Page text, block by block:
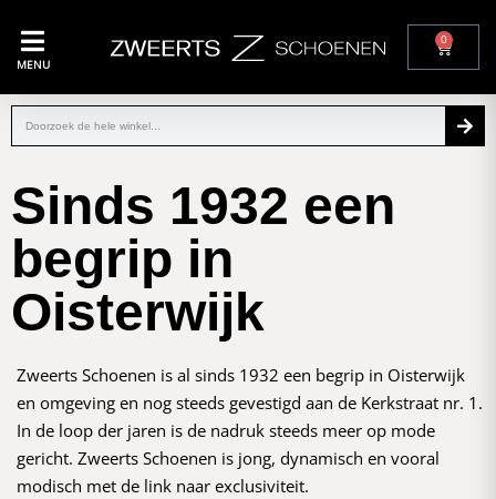
MENU
0
Sinds 1932 een
begrip in
Oisterwijk
Zweerts Schoenen is al sinds 1932 een begrip in Oisterwijk
en omgeving en nog steeds gevestigd aan de Kerkstraat nr. 1.
In de loop der jaren is de nadruk steeds meer op mode
gericht. Zweerts Schoenen is jong, dynamisch en vooral
modisch met de link naar exclusiviteit.